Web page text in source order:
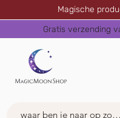
Magische
Gratis verzending